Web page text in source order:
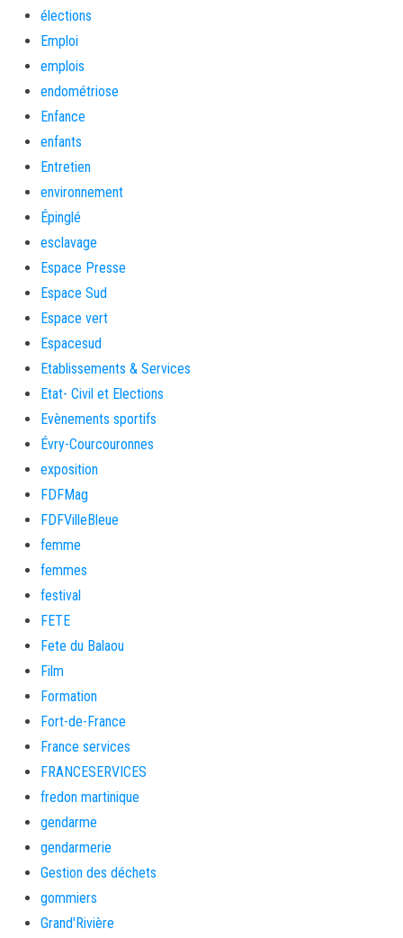
élections
Emploi
emplois
endométriose
Enfance
enfants
Entretien
environnement
Épinglé
esclavage
Espace Presse
Espace Sud
Espace vert
Espacesud
Etablissements & Services
Etat- Civil et Elections
Evènements sportifs
Évry-Courcouronnes
exposition
FDFMag
FDFVilleBleue
femme
femmes
festival
FETE
Fete du Balaou
Film
Formation
Fort-de-France
France services
FRANCESERVICES
fredon martinique
gendarme
gendarmerie
Gestion des déchets
gommiers
Grand'Rivière